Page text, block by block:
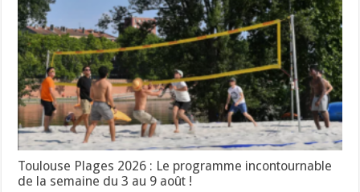
Toulouse Plages 2026 : Le programme incontournable
de la semaine du 3 au 9 août !